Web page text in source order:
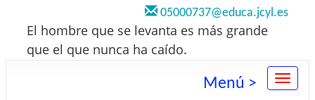
05000737@educa.jcyl.es
El hombre que se levanta es más grande
que el que nunca ha caído.
Menú >